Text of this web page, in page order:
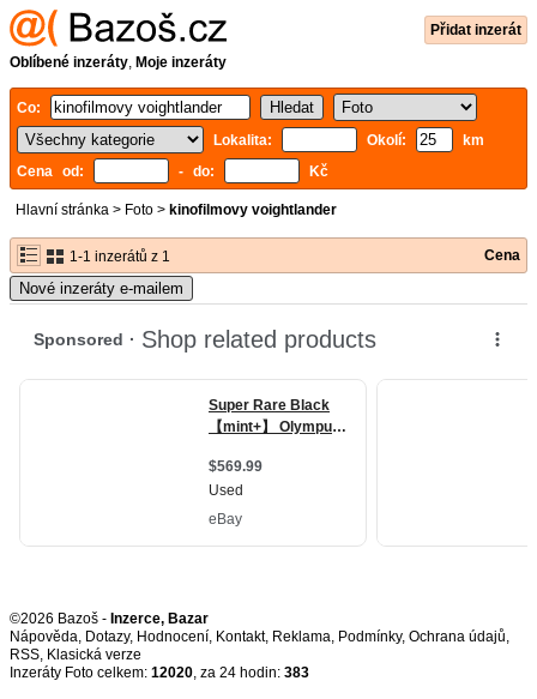
Přidat inzerát
Oblíbené inzeráty, Moje inzeráty
Co:
Lokalita:
Okolí:
km
Cena od:
- do: Kč
Hlavní stránka > Foto > kinofilmovy voightlander
1-1 inzerátů z 1 Cena
Nové inzeráty e-mailem
©2026 Bazoš - Inzerce, Bazar
Nápověda, Dotazy, Hodnocení, Kontakt, Reklama, Podmínky, Ochrana údajů,
RSS,
Inzeráty Foto celkem: 12020, za 24 hodin: 383